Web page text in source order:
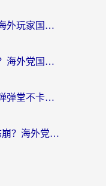
在国外也能玩穿越火线吗？海外玩家国服游戏畅玩终极指南
美国率土之滨加速器哪个好？海外党国服游戏畅玩终极指南（附多游戏解决方案）
海外党必看：怎么在国外打弹弹堂不卡？番茄加速器亲测指南
英国崩坏学园2延迟高到心态崩？海外党国服游戏加速终极指南